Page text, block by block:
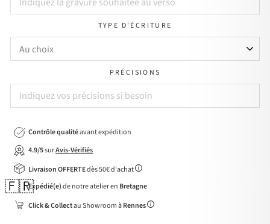
TYPE D'ÉCRITURE
PRÉCISIONS
Contrôle qualitéavant expédition
4.9/5surAvis-Vérifiés
Livraison OFFERTEdès 50€ d'achat
🇫🇷Expédié(e)de notre atelier en Bretagne
Click & Collectau Showroom àRennes